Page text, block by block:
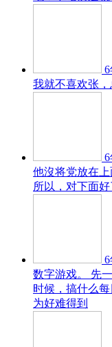
6
我就不喜欢张
6
他沒将党放在
所以，对下面好
6
数字游戏。 先
时候，搞什么每
为好难得到